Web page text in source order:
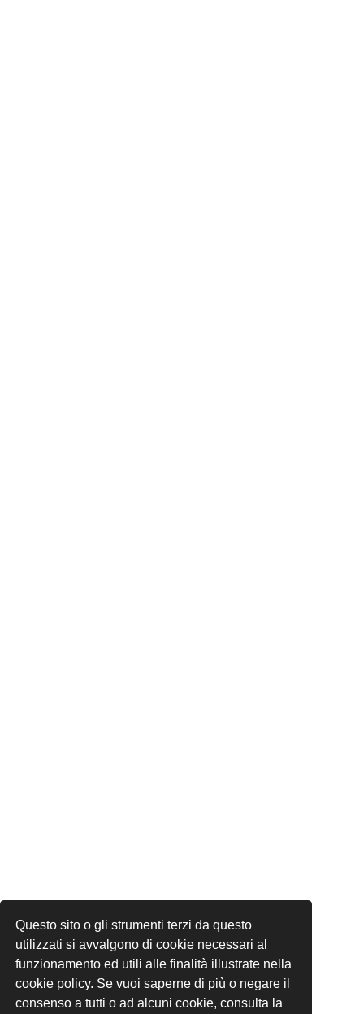
Questo sito o gli strumenti terzi da questo
utilizzati si avvalgono di cookie necessari al
funzionamento ed utili alle finalità illustrate nella
cookie policy. Se vuoi saperne di più o negare il
consenso a tutti o ad alcuni cookie, consulta la